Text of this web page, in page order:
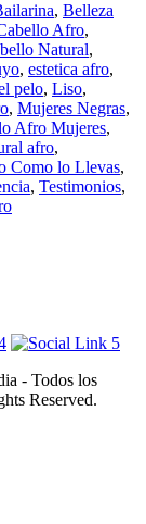
, Belleza
Afro,
Natural,
, estetica afro,
pelo, Liso,
, Mujeres Negras,
Afro Mujeres,
afro,
Como lo Llevas,
, Testimonios,
- Todos los
Reserved.